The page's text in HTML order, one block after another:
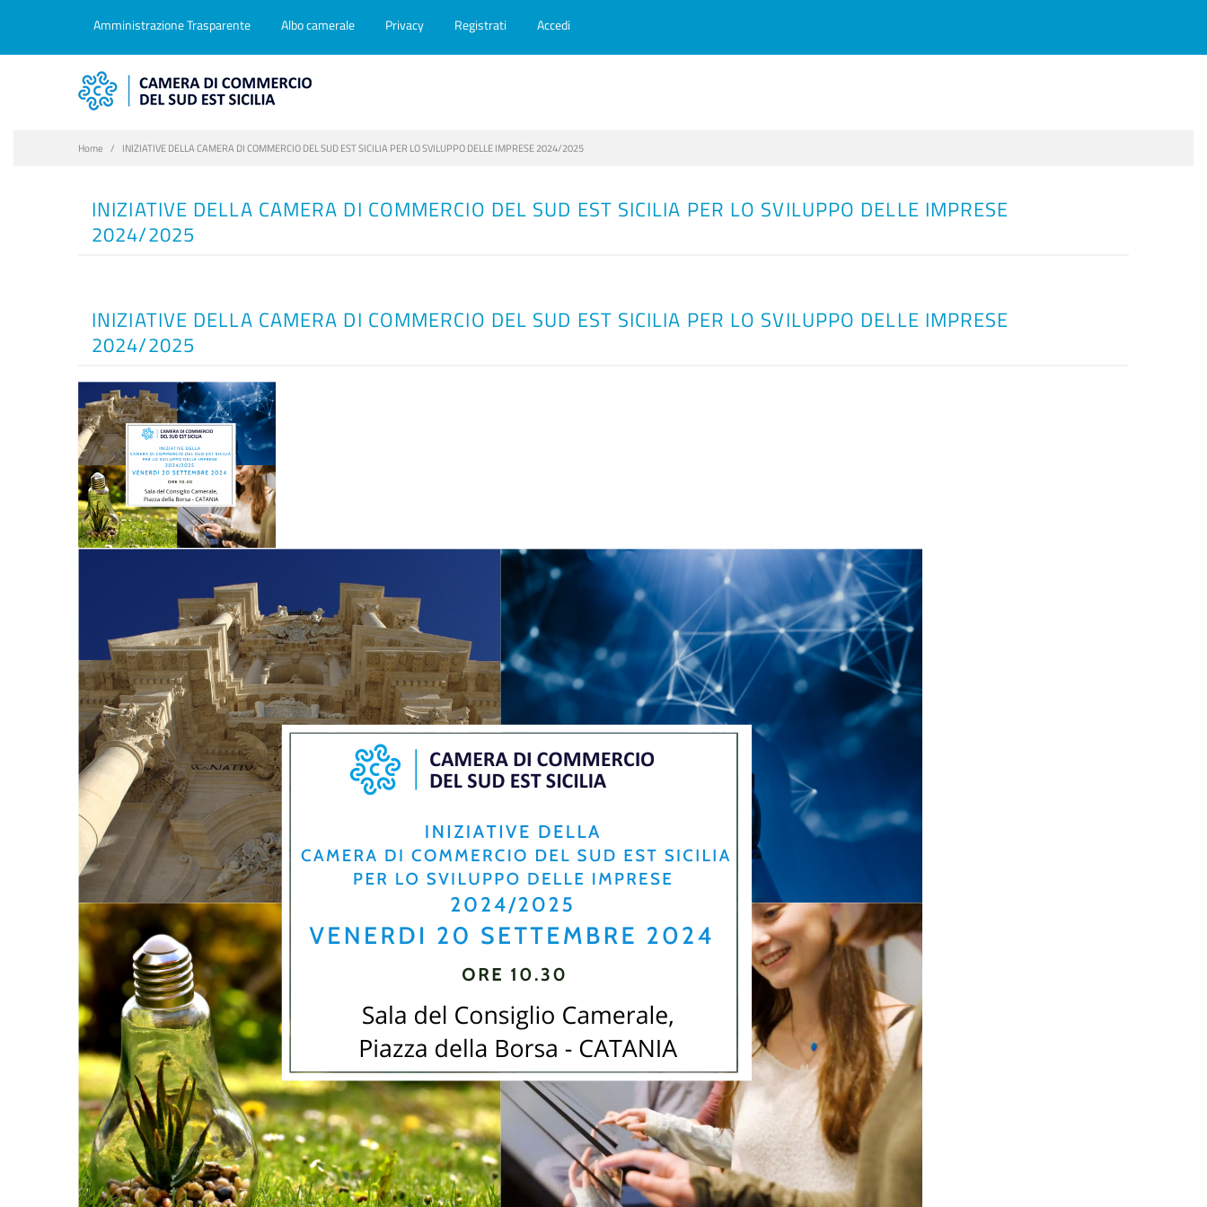
Amministrazione Trasparente Albo camerale Privacy Registrati Accedi
Home INIZIATIVE DELLA CAMERA DI COMMERCIO DEL SUD EST SICILIA PER LO SVILUPPO DELLE IMPRESE 2024/2025
INIZIATIVE DELLA CAMERA DI COMMERCIO DEL SUD EST SICILIA PER LO SVILUPPO DELLE IMPRESE
2024/2025
INIZIATIVE DELLA CAMERA DI COMMERCIO DEL SUD EST SICILIA PER LO SVILUPPO DELLE IMPRESE
2024/2025